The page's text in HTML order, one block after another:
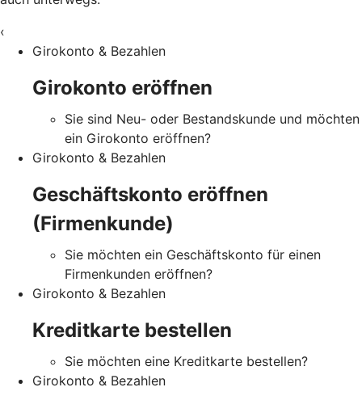
‹
Girokonto & Bezahlen
Girokonto eröffnen
Sie sind Neu- oder Bestandskunde und möchten
ein Girokonto eröffnen?
Girokonto & Bezahlen
Geschäftskonto eröffnen
(Firmenkunde)
Sie möchten ein Geschäftskonto für einen
Firmenkunden eröffnen?
Girokonto & Bezahlen
Kreditkarte bestellen
Sie möchten eine Kreditkarte bestellen?
Girokonto & Bezahlen